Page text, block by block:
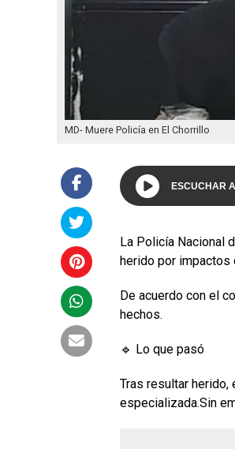
MD- Muere Policía en El Chorrillo
ESCUCHAR
La Policía Nacional
herido por impactos
De acuerdo con el
hechos.
🔹 Lo que pasó
Tras resultar herido,
especializada.Sin